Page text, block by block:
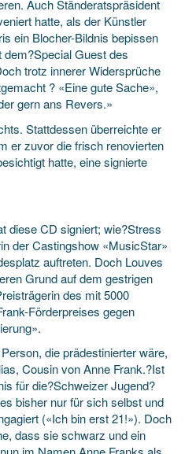
Auch Ständeratspräsident
hatte, als der Künstler
ein Blocher-Bildnis bepissen
Guest des
trotz innerer Widersprüche
? «Eine gute Sache»,
gern ans Revers.»
Stattdessen überreichte er
er zuvor die frisch renovierten
hatte, eine signierte
diese CD signiert; wie?Stress
der Castingshow «MusicStar»
auftreten. Doch Louves
Grund auf dem gestrigen
des mit 5000
Förderpreises gegen
die prädestinierter wäre,
Cousin von Anne Frank.?Ist
für die?Schweizer Jugend?
bisher nur für sich selbst und
(«Ich bin erst 21!»). Doch
dass sie schwarz und ein